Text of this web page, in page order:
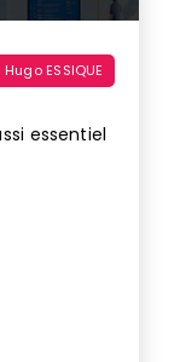
Hugo ESSIQUE
essentiel